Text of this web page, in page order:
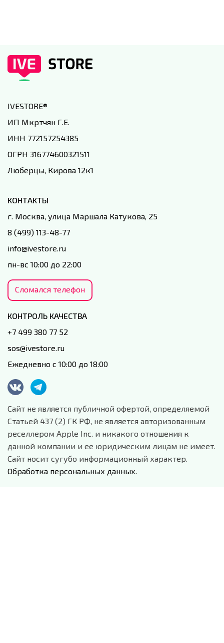
IVESTORE®
ИП Мкртчян Г.Е.
ИНН 772157254385
ОГРН 316774600321511
Люберцы, Кирова 12к1
КОНТАКТЫ
г. Москва, улица Маршала Катукова, 25
8 (499) 113-48-77
info@ivestore.ru
пн-вс 10:00 до 22:00
Сломался телефон
КОНТРОЛЬ КАЧЕСТВА
+7 499 380 77 52
sos@ivestore.ru
Ежедневно с 10:00 до 18:00
Сайт не является публичной офертой, определяемой
Статьей 437 (2) ГК РФ, не является авторизованным
реселлером Apple Inc. и никакого отношения к
данной компании и ее юридическим лицам не имеет.
Сайт носит сугубо информационный характер.
Обработка персональных данных.